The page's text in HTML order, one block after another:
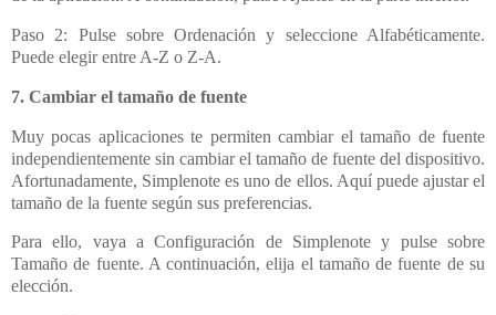
Paso 2: Pulse sobre Ordenación y seleccione Alfabéticamente.
Puede elegir entre A-Z o Z-A.
7. Cambiar el tamaño de fuente
Muy pocas aplicaciones te permiten cambiar el tamaño de fuente
independientemente sin cambiar el tamaño de fuente del dispositivo.
Afortunadamente, Simplenote es uno de ellos. Aquí puede ajustar el
tamaño de la fuente según sus preferencias.
Para ello, vaya a Configuración de Simplenote y pulse sobre
Tamaño de fuente. A continuación, elija el tamaño de fuente de su
elección.